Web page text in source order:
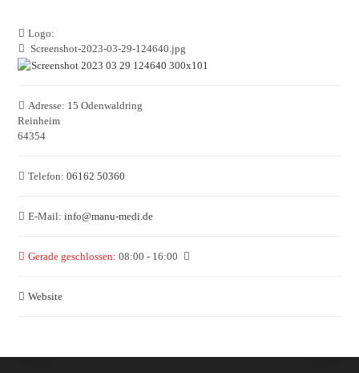
Logo:
Screenshot-2023-03-29-124640.jpg
Adresse: 15 Odenwaldring
Reinheim
64354
Telefon: 06162 50360
E-Mail: info@manu-medi.de
Gerade geschlossen: 08:00 - 16:00
Website